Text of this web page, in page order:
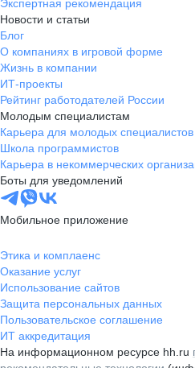
Экспертная рекомендация
Новости и статьи
Блог
О компаниях в игровой форме
Жизнь в компании
ИТ-проекты
Рейтинг работодателей России
Молодым специалистам
Карьера для молодых специалистов
Школа программистов
Карьера в некоммерческих
Боты для уведомлений
Мобильное приложение
Этика и комплаенс
Оказание услуг
Использование сайтов
Защита персональных данных
Пользовательское соглашение
ИТ аккредитация
На информационном ресурсе hh.ru